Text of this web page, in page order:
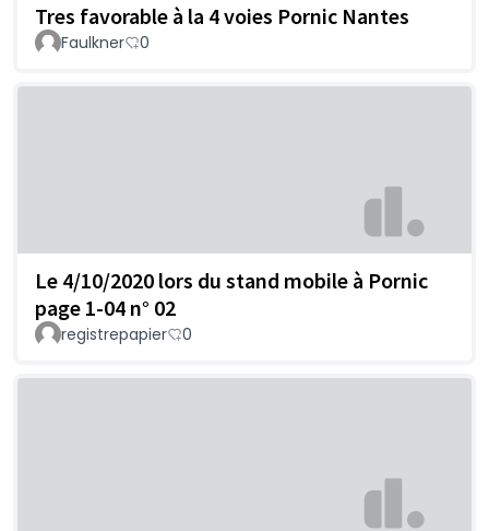
Tres favorable à la 4 voies Pornic Nantes
Faulkner 0
Le 4/10/2020 lors du stand mobile à Pornic
page 1-04 n° 02
registrepapier 0